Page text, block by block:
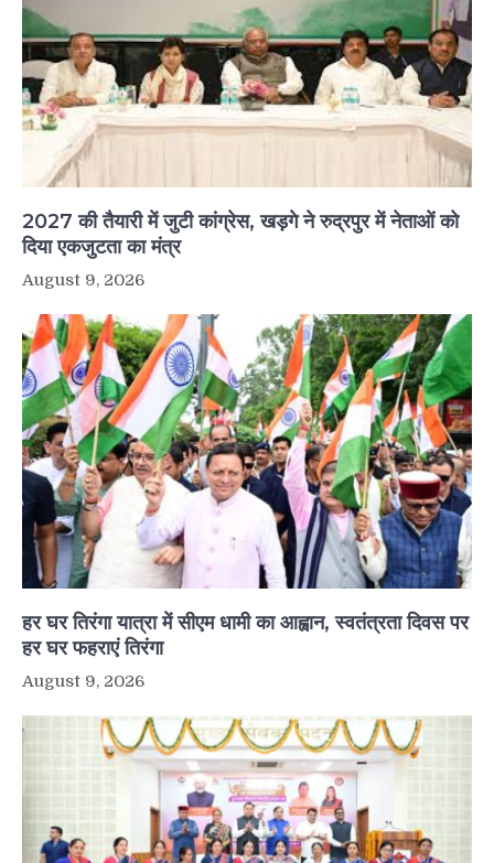
2027 की तैयारी में जुटी कांग्रेस, खड़गे ने रुद्रपुर में नेताओं को
दिया एकजुटता का मंत्र
August 9, 2026
हर घर तिरंगा यात्रा में सीएम धामी का आह्वान, स्वतंत्रता दिवस पर
हर घर फहराएं तिरंगा
August 9, 2026